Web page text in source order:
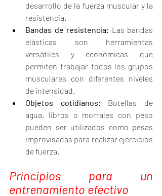
desarrollo de la fuerza muscular y la
resistencia.
Bandas de resistencia: Las bandas
elásticas son herramientas
versátiles y económicas que
permiten trabajar todos los grupos
musculares con diferentes niveles
de intensidad.
Objetos cotidianos: Botellas de
agua, libros o morrales con peso
pueden ser utilizados como pesas
improvisadas para realizar ejercicios
de fuerza.
Principios para un
entrenamiento efectivo